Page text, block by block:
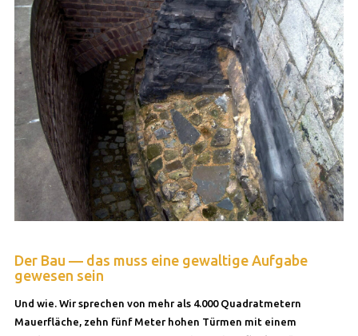
Der Bau — das muss eine gewaltige Aufgabe
gewesen sein
Und wie. Wir sprechen von mehr als 4.000 Quadratmetern
Mauerfläche, zehn fünf Meter hohen Türmen mit einem